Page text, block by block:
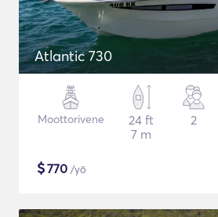
Atlantic 730
Moottorivene
24 ft
7 m
2
$770 /yö